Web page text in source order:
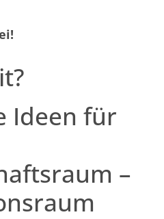
Ideen für
–